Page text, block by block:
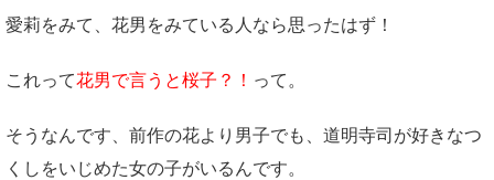
愛莉をみて、花男をみている人なら思ったはず！
これって花男で言うと桜子？！ って。
そうなんです、前作の花より男子でも、道明寺司が好きなつ
くしをいじめた女の子がいるんです。